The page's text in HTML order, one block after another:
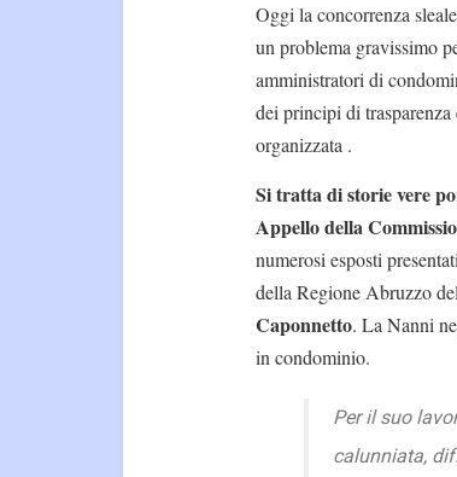
Oggi la concorrenza
un problema gravissimo
amministratori di
dei principi di
organizzata .
Si tratta di storie vere
Appello della
numerosi esposti
della Regione Abruzzo
Caponnetto. La Nanni
in condominio.
Per il suo
calunniata,